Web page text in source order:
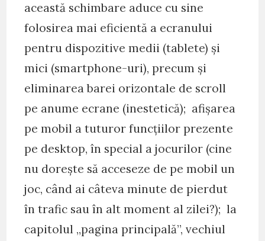
această schimbare aduce cu sine
folosirea mai eficientă a ecranului
pentru dispozitive medii (tablete) și
mici (smartphone-uri), precum și
eliminarea barei orizontale de scroll
pe anume ecrane (inestetică); afișarea
pe mobil a tuturor funcțiilor prezente
pe desktop, în special a jocurilor (cine
nu dorește să acceseze de pe mobil un
joc, când ai câteva minute de pierdut
în trafic sau în alt moment al zilei?); la
capitolul „pagina principală”, vechiul